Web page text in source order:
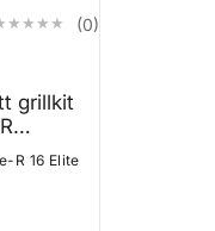
(0)
grillkit
R 16 Elite